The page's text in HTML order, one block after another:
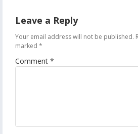
Leave a Reply
Your email address will not be published.
marked *
Comment *